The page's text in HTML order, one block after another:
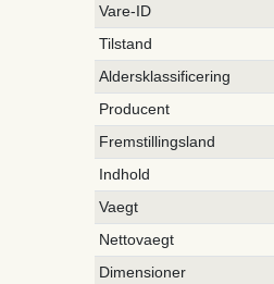
Vare-ID
Tilstand
Aldersklassificering
Producent
Fremstillingsland
Indhold
Vaegt
Nettovaegt
Dimensioner